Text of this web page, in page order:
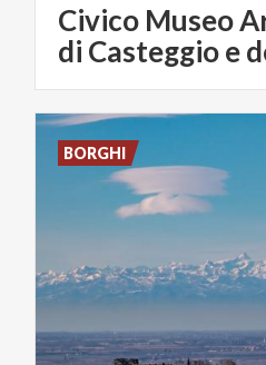
Civico Museo
BORGHI